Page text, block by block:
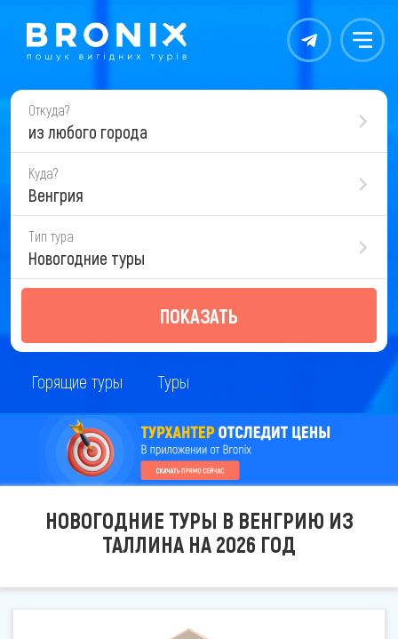
Контакты Меню
Откуда?
из любого города
Куда?
Венгрия
Тип тура
Новогодние туры
ПОКАЗАТЬ
Горящие туры Туры
НОВОГОДНИЕ ТУРЫ В ВЕНГРИЮ ИЗ
ТАЛЛИНА НА 2026 ГОД